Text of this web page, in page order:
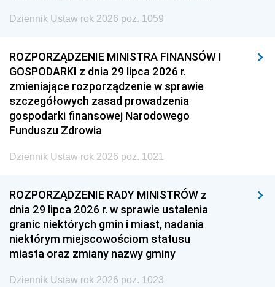
Dziennik Ustaw rok 2026 poz. 1059
ROZPORZĄDZENIE MINISTRA FINANSÓW I
GOSPODARKI z dnia 29 lipca 2026 r.
zmieniające rozporządzenie w sprawie
szczegółowych zasad prowadzenia
gospodarki finansowej Narodowego
Funduszu Zdrowia
Dziennik Ustaw rok 2026 poz. 1021
ROZPORZĄDZENIE RADY MINISTRÓW z
dnia 29 lipca 2026 r. w sprawie ustalenia
granic niektórych gmin i miast, nadania
niektórym miejscowościom statusu
miasta oraz zmiany nazwy gminy
Dziennik Ustaw rok 2026 poz. 1023